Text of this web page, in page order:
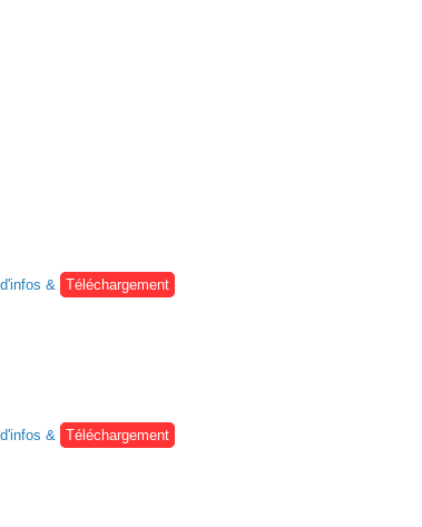
&
Téléchargement
&
Téléchargement